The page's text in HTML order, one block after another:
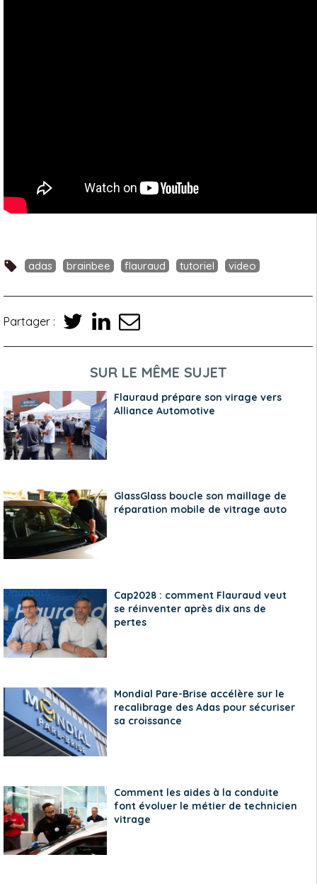
adas brainbee flauraud tutoriel video
Partager :
SUR LE MÊME SUJET
Flauraud prépare son virage vers
Alliance Automotive
GlassGlass boucle son maillage de
réparation mobile de vitrage auto
Cap2028 : comment Flauraud veut
se réinventer après dix ans de
pertes
Mondial Pare-Brise accélère sur le
recalibrage des Adas pour sécuriser
sa croissance
Comment les aides à la conduite
font évoluer le métier de technicien
vitrage